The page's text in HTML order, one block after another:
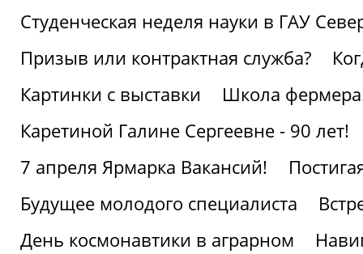
Студенческая неделя науки в ГАУ
Призыв или контрактная служба?
Картинки с выставки
Школа
Каретиной Галине Сергеевне - 90 лет!
7 апреля Ярмарка Вакансий!
Будущее молодого специалиста
День космонавтики в аграрном